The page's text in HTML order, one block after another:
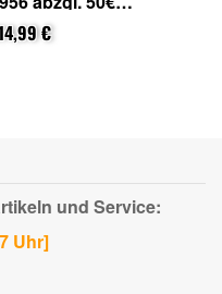
(von Epson
Registrierung)
€
und Service:
Uhr]